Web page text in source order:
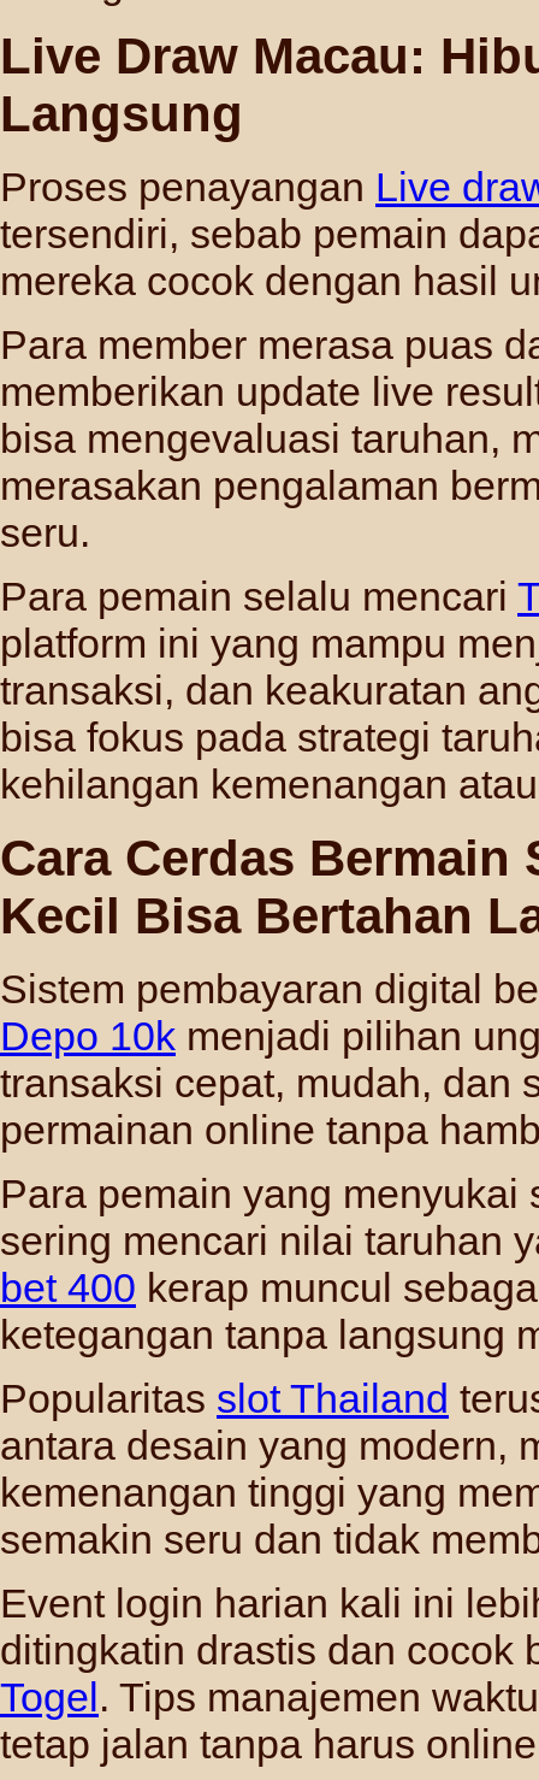
Live Draw Macau:
Langsung
Proses penayangan Live
tersendiri, sebab pemain
mereka cocok dengan hasil
Para member merasa puas
memberikan update live
bisa mengevaluasi taruhan,
merasakan pengalaman
seru.
Para pemain selalu mencari
platform ini yang mampu
transaksi, dan keakuratan
bisa fokus pada strategi
kehilangan kemenangan
Cara Cerdas
Kecil Bisa Bertahan
Sistem pembayaran digital
Depo 10k menjadi pilihan
transaksi cepat, mudah, dan
permainan online tanpa
Para pemain yang
sering mencari nilai taruhan
bet 400 kerap muncul
ketegangan tanpa langsung
Popularitas slot Thailand
antara desain yang modern,
kemenangan tinggi yang
semakin seru dan tidak
Event login harian kali ini
ditingkatin drastis dan
Togel. Tips manajemen
tetap jalan tanpa harus